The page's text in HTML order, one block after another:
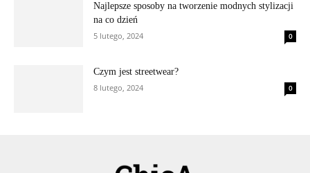
Najlepsze sposoby na tworzenie modnych stylizacji
na co dzień
5 lutego, 2024
0
Czym jest streetwear?
8 lutego, 2024
0